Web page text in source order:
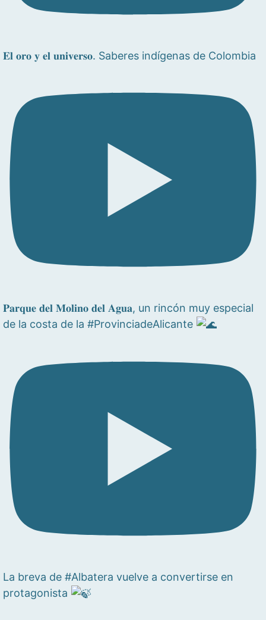
𝐄𝐥 𝐨𝐫𝐨 𝐲 𝐞𝐥 𝐮𝐧𝐢𝐯𝐞𝐫𝐬𝐨. Saberes indígenas de Colombia
𝐏𝐚𝐫𝐪𝐮𝐞 𝐝𝐞𝐥 𝐌𝐨𝐥𝐢𝐧𝐨 𝐝𝐞𝐥 𝐀𝐠𝐮𝐚, un rincón muy especial
de la costa de la #ProvinciadeAlicante
La breva de #Albatera vuelve a convertirse en
protagonista